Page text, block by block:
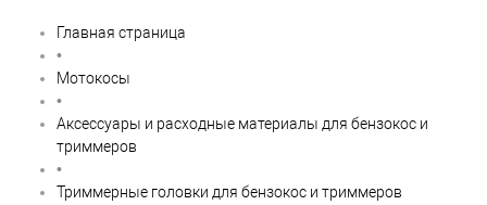
Главная страница
•
Мотокосы
•
Аксессуары и расходные материалы для бензокос и
триммеров
•
Триммерные головки для бензокос и триммеров